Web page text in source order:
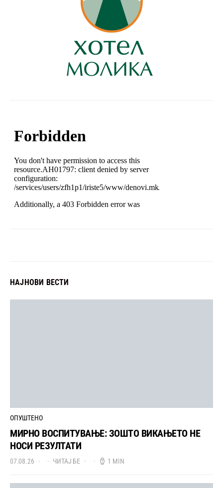
НАЈНОВИ ВЕСТИ
ОПУШТЕНО
МИРНО ВОСПИТУВАЊЕ: ЗОШТО ВИКАЊЕТО НЕ
НОСИ РЕЗУЛТАТИ
07.08.26 ЧИТАЈ БЕ 1 MIN